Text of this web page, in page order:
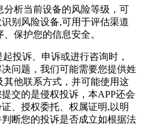
分析当前设备的风险等级，可
别风险设备,可用于评估渠道
保护您的信息安全。
投诉、申诉或进行咨询时，
问题，我们可能需要您提供姓
他联系方式，并可能使用这
交的是侵权投诉，本APP还会
、授权委托、权属证明,以明
断您的投诉是否成立如根据法